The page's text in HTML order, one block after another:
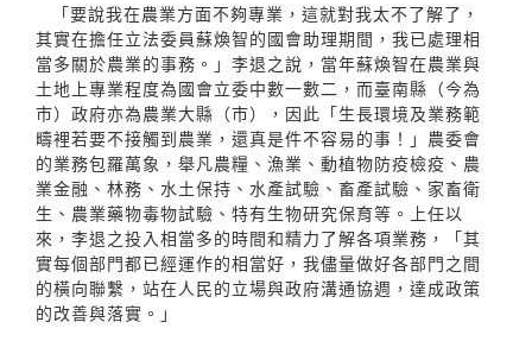
「要說我在農業方面不夠專業，這就對我太不了解了，
其實在擔任立法委員蘇煥智的國會助理期間，我已處理相
當多關於農業的事務。」李退之說，當年蘇煥智在農業與
土地上專業程度為國會立委中數一數二，而臺南縣（今為
市）政府亦為農業大縣（市），因此「生長環境及業務範
疇裡若要不接觸到農業，還真是件不容易的事！」農委會
的業務包羅萬象，舉凡農糧、漁業、動植物防疫檢疫、農
業金融、林務、水土保持、水產試驗、畜產試驗、家畜衛
生、農業藥物毒物試驗、特有生物研究保育等。上任以
來，李退之投入相當多的時間和精力了解各項業務，「其
實每個部門都已經運作的相當好，我儘量做好各部門之間
的橫向聯繫，站在人民的立場與政府溝通協週，達成政策
的改善與落實。」